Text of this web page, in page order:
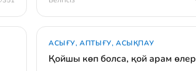
АСЫҒУ, АПТЫҒУ, АСЫҚПАУ
Қойшы көп болса, қой арам өлер